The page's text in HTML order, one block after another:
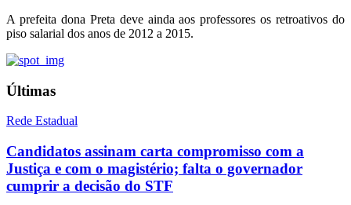
A prefeita dona Preta deve ainda aos professores os retroativos do
piso salarial dos anos de 2012 a 2015.
Últimas
Rede Estadual
Candidatos assinam carta compromisso com a
Justiça e com o magistério; falta o governador
cumprir a decisão do STF